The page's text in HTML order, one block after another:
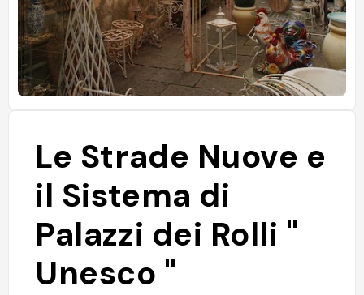
Le Strade Nuove e
il Sistema di
Palazzi dei Rolli "
Unesco "